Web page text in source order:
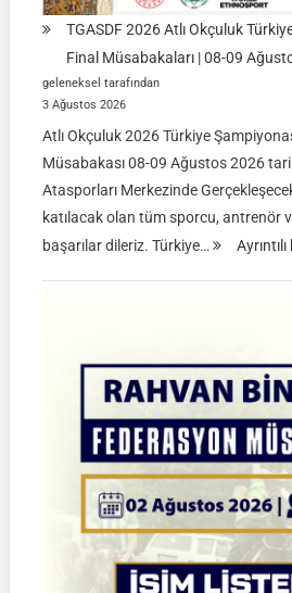
TGASDF 2026 Atlı Okçuluk
Final Müsabakaları | 08-09
geleneksel tarafından
3 Ağustos 2026
Atlı Okçuluk 2026 Türkiye
Müsabakası 08-09 Ağustos 2026
Atasporları Merkezinde
katılacak olan tüm sporcu, antrenör
başarılar dileriz. Türkiye…